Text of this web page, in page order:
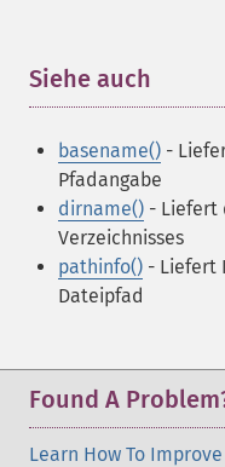
Siehe auch
basename() -
Pfadangabe
dirname() - Liefert
Verzeichnisses
pathinfo() - Liefert
Dateipfad
Found A
Learn How To Improve